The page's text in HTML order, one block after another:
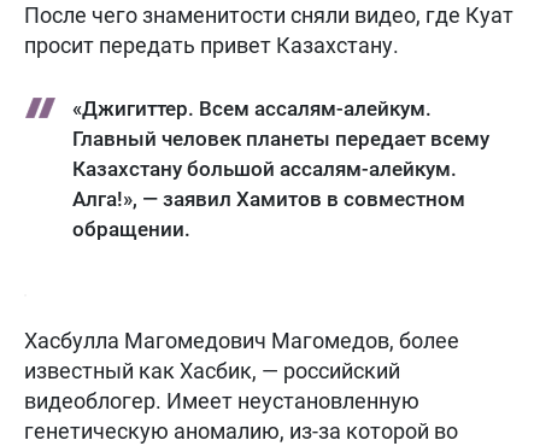
После чего знаменитости сняли видео, где Куат
просит передать привет Казахстану.
«Джигиттер. Всем ассалям-алейкум.
Главный человек планеты передает всему
Казахстану большой ассалям-алейкум.
Алга!», — заявил Хамитов в совместном
обращении.
Хасбулла Магомедович Магомедов, более
известный как Хасбик, — российский
видеоблогер. Имеет неустановленную
генетическую аномалию, из-за которой во